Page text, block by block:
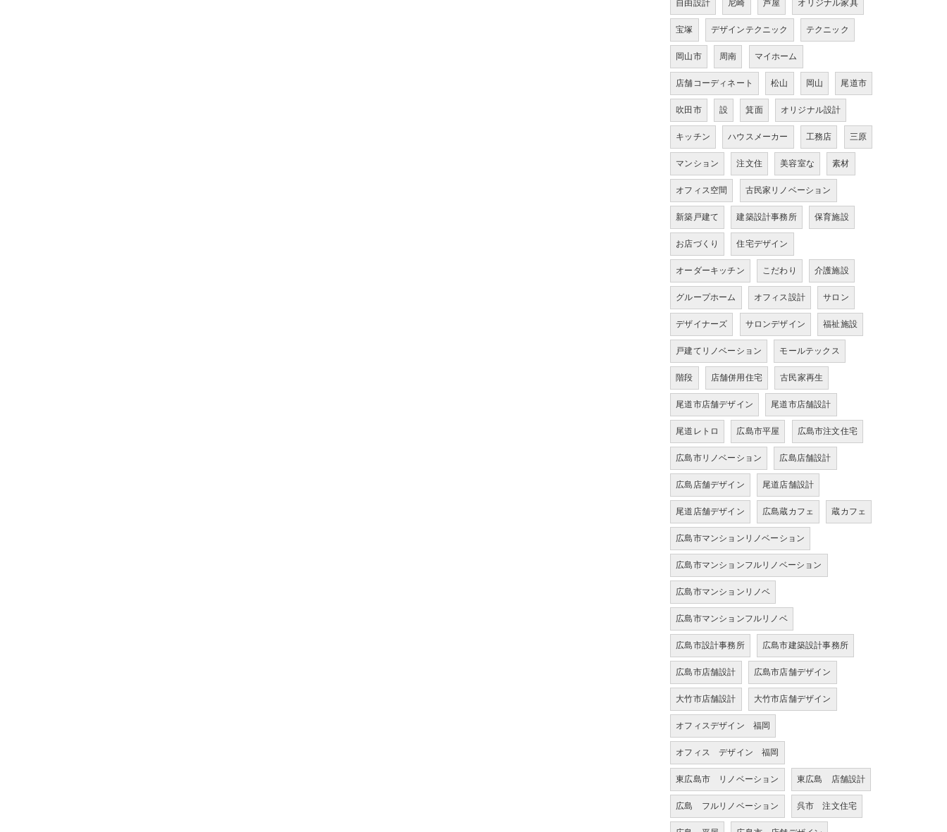
自由設計 尼崎 芦屋 オリジナル家具
宝塚 デザインテクニック テクニック
岡山市 周南 マイホーム
店舗コーディネート 松山 岡山 尾道市
吹田市 設 箕面 オリジナル設計
キッチン ハウスメーカー 工務店 三原
マンション 注文住 美容室な 素材
オフィス空間 古民家リノベーション
新築戸建て 建築設計事務所 保育施設
お店づくり 住宅デザイン
オーダーキッチン こだわり 介護施設
グループホーム オフィス設計 サロン
デザイナーズ サロンデザイン 福祉施設
戸建てリノベーション モールテックス
階段 店舗併用住宅 古民家再生
尾道市店舗デザイン 尾道市店舗設計
尾道レトロ 広島市平屋 広島市注文住宅
広島市リノベーション 広島店舗設計
広島店舗デザイン 尾道店舗設計
尾道店舗デザイン 広島蔵カフェ 蔵カフェ
広島市マンションリノベーション
広島市マンションフルリノベーション
広島市マンションリノベ
広島市マンションフルリノベ
広島市設計事務所 広島市建築設計事務所
広島市店舗設計 広島市店舗デザイン
大竹市店舗設計 大竹市店舗デザイン
オフィスデザイン 福岡
オフィス デザイン 福岡
東広島市 リノベーション 東広島 店舗設計
広島 フルリノベーション 呉市 注文住宅